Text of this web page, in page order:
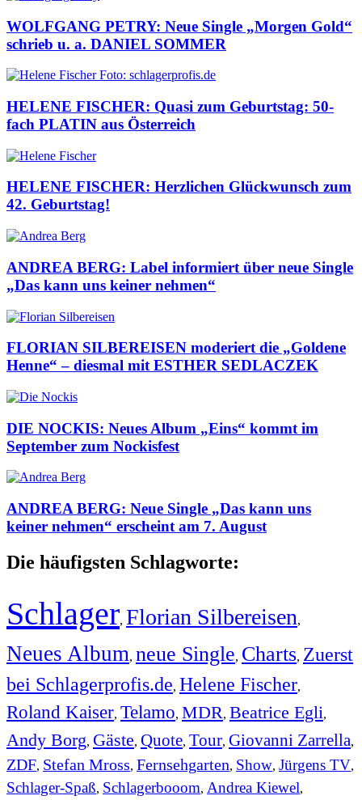
WOLFGANG PETRY: Neue Single „Morgen Gold“
schrieb u. a. DANIEL SOMMER
HELENE FISCHER: Quasi zum Geburtstag: 50-
fach PLATIN aus Österreich
HELENE FISCHER: Herzlichen Glückwunsch zum
42. Geburtstag!
ANDREA BERG: Label informiert über neue Single
„Das kann uns keiner nehmen“
FLORIAN SILBEREISEN moderiert die „Goldene
Henne“ – diesmal mit ESTHER SEDLACZEK
DIE NOCKIS: Neues Album „Eins“ kommt im
September zum Nockisfest
ANDREA BERG: Neue Single „Das kann uns
keiner nehmen“ erscheint am 7. August
Die häufigsten Schlagworte:
Schlager, Florian Silbereisen,
Neues Album, neue Single, Charts, Zuerst
bei Schlagerprofis.de, Helene Fischer,
Roland Kaiser, Telamo, MDR, Beatrice Egli,
Andy Borg, Gäste, Quote, Tour, Giovanni Zarrella,
ZDF, Stefan Mross, Fernsehgarten, Show, Jürgens TV,
Schlager-Spaß, Schlagerbooom, Andrea Kiewel,